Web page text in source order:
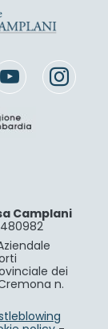
Camplani
dei
n.